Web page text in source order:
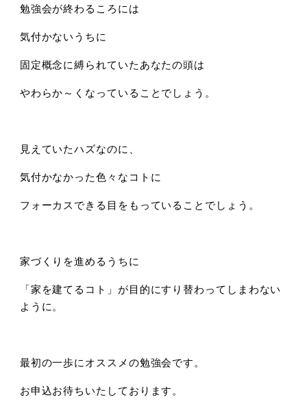
勉強会が終わるころには
気付かないうちに
固定概念に縛られていたあなたの頭は
やわらか～くなっていることでしょう。
見えていたハズなのに、
気付かなかった色々なコトに
フォーカスできる目をもっていることでしょう。
家づくりを進めるうちに
「家を建てるコト」が目的にすり替わってしまわない
ように。
最初の一歩にオススメの勉強会です。
お申込お待ちいたしております。